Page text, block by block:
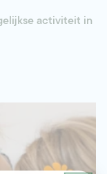
activiteit in